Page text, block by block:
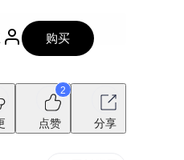
购买
2
点赞 分享